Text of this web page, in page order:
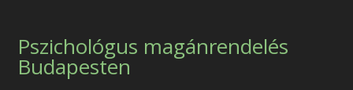
Pszichológus magánrendelés
Budapesten